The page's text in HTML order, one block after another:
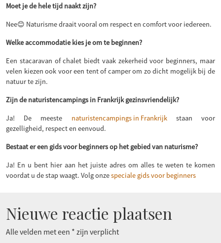
Moet je de hele tijd naakt zijn?
Nee😊 Naturisme draait vooral om respect en comfort voor iedereen.
Welke accommodatie kies je om te beginnen?
Een stacaravan of chalet biedt vaak zekerheid voor beginners, maar
velen kiezen ook voor een tent of camper om zo dicht mogelijk bij de
natuur te zijn.
Zijn de naturistencampings in Frankrijk gezinsvriendelijk?
Ja! De meeste naturistencampings in Frankrijkstaan voor
gezelligheid, respect en eenvoud.
Bestaat er een gids voor beginners op het gebied van naturisme?
Ja! En u bent hier aan het juiste adres om alles te weten te komen
voordat u de stap waagt. Volg onzespeciale gids voor beginners
Nieuwe reactie plaatsen
Alle velden met een * zijn verplicht